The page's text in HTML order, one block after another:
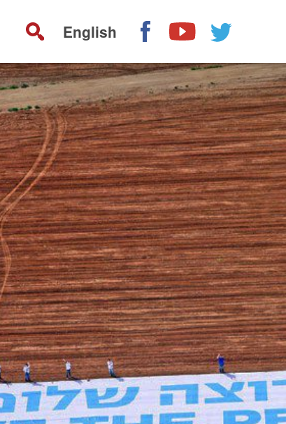
English